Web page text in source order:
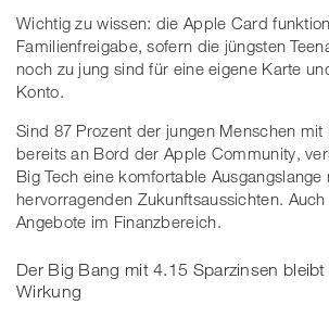
Wichtig zu wissen: die Apple Card
Familienfreigabe, sofern die jüngsten
noch zu jung sind für eine eigene Karte
Konto.
Sind 87 Prozent der jungen Menschen mit
bereits an Bord der Apple Community,
Big Tech eine komfortable Ausgangslange
hervorragenden Zukunftsaussichten.
Angebote im Finanzbereich.
Der Big Bang mit 4.15 Sparzinsen
Wirkung